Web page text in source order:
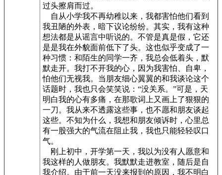
过头擦肩而过。
自从小学我不再幼稚以来，我都害怕他们看到
我丑陋的外表，暗下议论纷纷。其实，我有这种
想法都是从谣言中听说的。不管是真是假，它还
是是我在外貌面前低下了头。这也似乎变成了一
种习惯：和陌生的同学一齐，我总会低着头，默
默走开。我打不开我的心，因为我害怕、自卑，
怕他们无视我。当朋友细心翼翼的和我谈论这个
话题时，我也只会笑笑说：“没关系。”可是，天
明白我的心有多痛，在那歌词上又画上了狠狠的
一刀。我从来不透露这些事，也不愿和朋友谈起
这些。不知为什么，我想和朋友倾诉时，心里总
有一股强大的气流在阻止我，我也只能轻轻叹口
气。
刚上初中，开学第一天，我以为没有人愿意和
我这样的人做朋友。我默默走进教室，随后是自
我介绍。由于前一天没来报到的原因，我不明白